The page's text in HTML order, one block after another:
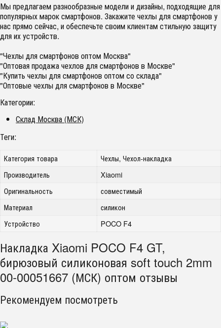
Мы предлагаем разнообразные модели и дизайны, подходящие для
популярных марок смартфонов. Закажите чехлы для смартфонов у
нас прямо сейчас, и обеспечьте своим клиентам стильную защиту
для их устройств.
"Чехлы для смартфонов оптом Москва"
"Оптовая продажа чехлов для смартфонов в Москве"
"Купить чехлы для смартфонов оптом со склада"
"Оптовые чехлы для смартфонов в Москве"
Категории:
Склад Москва (МСК)
Теги:
Категория товара
Чехлы, Чехол-накладка
Производитель
Xiaomi
Оригинальность
совместимый
Материал
силикон
Устройство
POCO F4
Накладка Xiaomi POCO F4 GT,
бирюзовый силиконовая soft touch 2mm
00-00051667 (МСК) оптом отзывы
Рекомендуем посмотреть